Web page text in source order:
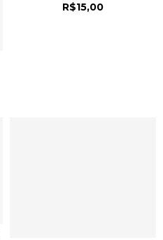
R$15,00